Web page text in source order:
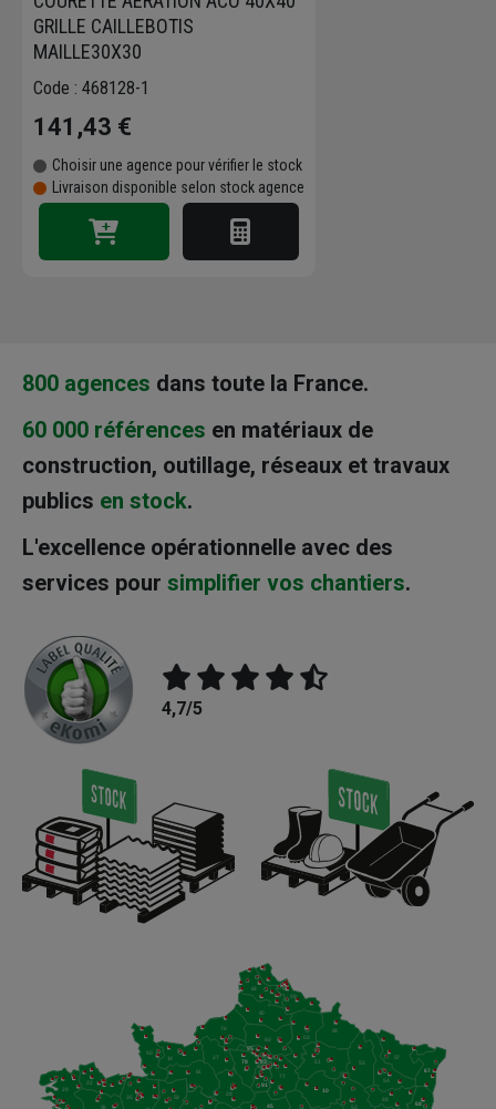
GRILLE CAILLEBOTIS
MAILLE30X30
Code : 468128-1
141,43 €
Choisir une agence pour vérifier le stock
Livraison disponible selon stock agence
800 agences dans toute la France.
60 000 références en matériaux de
construction, outillage, réseaux et travaux
publics en stock.
L'excellence opérationnelle avec des
services pour simplifier vos chantiers.
4,7/5